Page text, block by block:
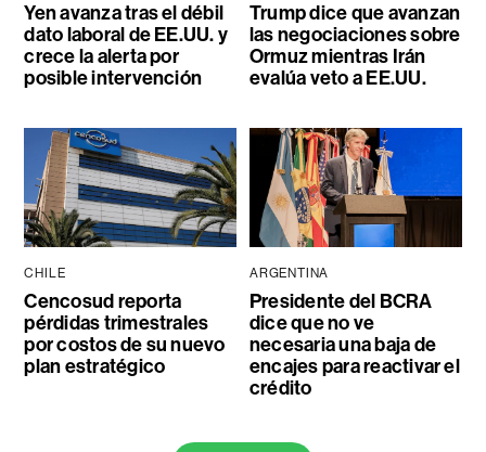
Yen avanza tras el débil
dato laboral de EE.UU. y
crece la alerta por
posible intervención
Trump dice que avanzan
las negociaciones sobre
Ormuz mientras Irán
evalúa veto a EE.UU.
CHILE
Cencosud reporta
pérdidas trimestrales
por costos de su nuevo
plan estratégico
ARGENTINA
Presidente del BCRA
dice que no ve
necesaria una baja de
encajes para reactivar el
crédito